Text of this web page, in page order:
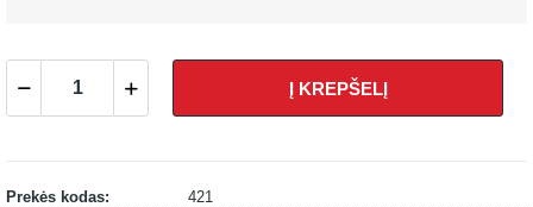
Į KREPŠELĮ
Prekės kodas:
421